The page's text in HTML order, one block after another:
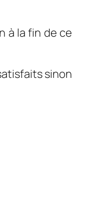
à la fin de ce
sinon